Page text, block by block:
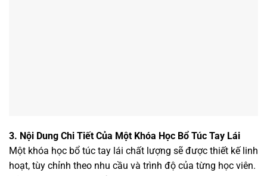
3. Nội Dung Chi Tiết Của Một Khóa Học Bổ Túc Tay Lái
Một khóa học bổ túc tay lái chất lượng sẽ được thiết kế linh
hoạt, tùy chỉnh theo nhu cầu và trình độ của từng học viên.